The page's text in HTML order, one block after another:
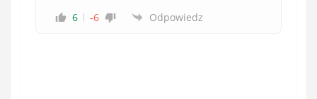
6 -6 Odpowiedz